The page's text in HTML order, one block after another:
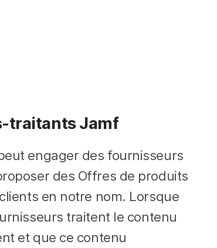
traitants Jamf
engager des fournisseurs
des Offres de produits
en notre nom. Lorsque
traitent le contenu
et que ce contenu